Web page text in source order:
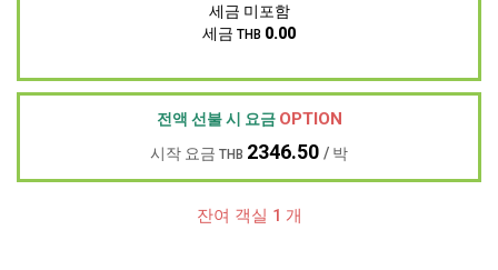
세금 미포함
세금 THB 0.00
전액 선불 시 요금 OPTION
시작 요금 THB 2346.50 / 박
잔여 객실 1 개